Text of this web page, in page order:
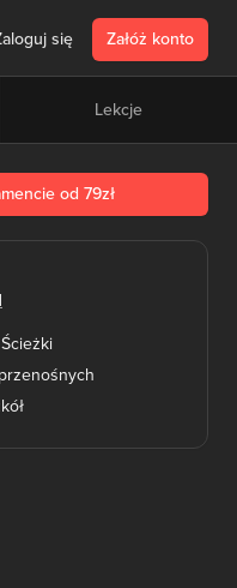
się Załóż konto
Lekcje
od 79zł